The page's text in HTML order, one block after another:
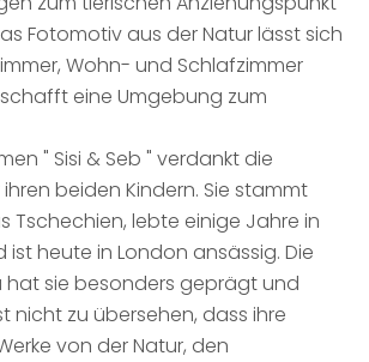
Fotomotiv aus der Natur lässt sich
Wohn- und Schlafzimmer
eine Umgebung zum
" Sisi & Seb " verdankt die
beiden Kindern. Sie stammt
Tschechien, lebte einige Jahre in
ist heute in London ansässig. Die
hat sie besonders geprägt und
nicht zu übersehen, dass ihre
von der Natur, den